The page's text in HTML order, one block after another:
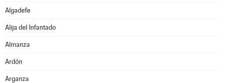
Algadefe
Alija del Infantado
Almanza
Ardón
Arganza